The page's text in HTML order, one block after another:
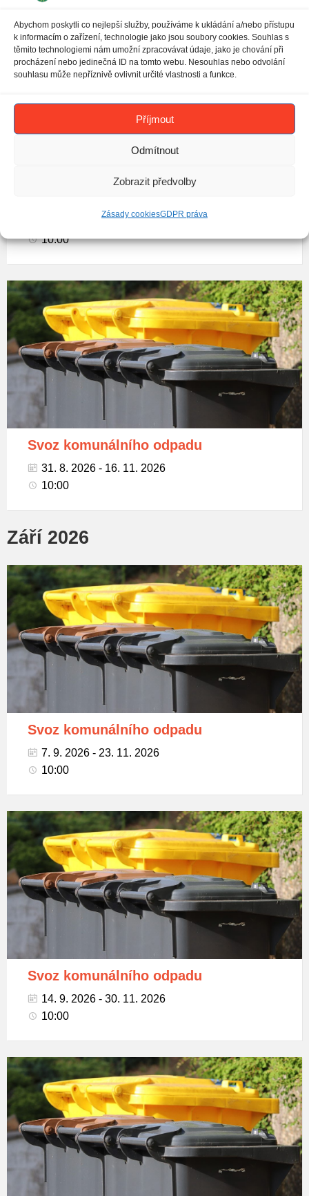
Abychom poskytli co nejlepší služby, používáme k ukládání a/nebo přístupu
k informacím o zařízení, technologie jako jsou soubory cookies. Souhlas s
těmito technologiemi nám umožní zpracovávat údaje, jako je chování při
procházení nebo jedinečná ID na tomto webu. Nesouhlas nebo odvolání
souhlasu může nepříznivě ovlivnit určité vlastnosti a funkce.
Příjmout
Odmítnout
Zobrazit předvolby
Zásady cookiesGDPR práva
Popelnice
na
tříděný
24. 8. 2026 - 9. 11. 2026
10:00
Popelnice
na
tříděný
odpad
Svoz komunálního odpadu
31. 8. 2026 - 16. 11. 2026
10:00
Září 2026
Popelnice
na
tříděný
odpad
Svoz komunálního odpadu
7. 9. 2026 - 23. 11. 2026
10:00
Popelnice
na
tříděný
odpad
Svoz komunálního odpadu
14. 9. 2026 - 30. 11. 2026
10:00
Popelnice
na
tříděný
odpad